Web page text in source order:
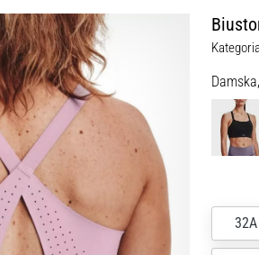
Damska,
32A